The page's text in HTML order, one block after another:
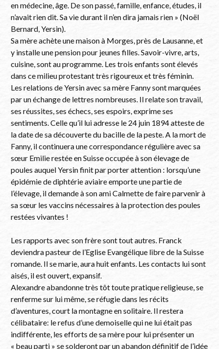
en médecine, âge. De son passé, famille, enfance, études, il
n’avait rien dit. Sa vie durant il n’en dira jamais rien » (Noël
Bernard, Yersin).
Sa mère achète une maison à Morges, près de Lausanne, et
y installe une pension pour jeunes filles. Savoir-vivre, arts,
cuisine, sont au programme. Les trois enfants sont élevés
dans ce milieu protestant très rigoureux et très féminin.
Les relations de Yersin avec sa mère Fanny sont marquées
par un échange de lettres nombreuses. Il relate son travail,
ses réussites, ses échecs, ses espoirs, exprime ses
sentiments. Celle qu’il lui adresse le 24 juin 1894 atteste de
la date de sa découverte du bacille de la peste. A la mort de
Fanny, il continuera une correspondance régulière avec sa
sœur Emilie restée en Suisse occupée à son élevage de
poules auquel Yersin finit par porter attention : lorsqu’une
épidémie de diphtérie aviaire emporte une partie de
l’élevage, il demande à son ami Calmette de faire parvenir à
sa sœur les vaccins nécessaires à la protection des poules
restées vivantes !
Les rapports avec son frère sont tout autres. Franck
deviendra pasteur de l’Eglise Evangélique libre de la Suisse
romande. Il se marie, aura huit enfants. Les contacts lui sont
aisés, il est ouvert, expansif.
Alexandre abandonne très tôt toute pratique religieuse, se
renferme sur lui même, se réfugie dans les récits
d’aventures, court la montagne en solitaire. Il restera
célibataire: le refus d’une demoiselle qui ne lui était pas
indifférente, les efforts de sa mère pour lui présenter un
« beau parti » se solderont par un abandon définitif de l’idée